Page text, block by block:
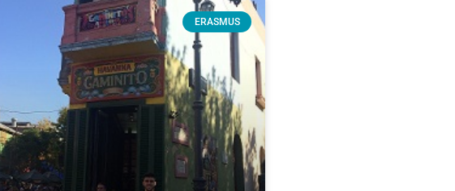
ERASMUS